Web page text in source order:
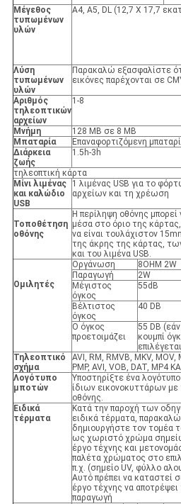
Μέγεθος
τυπωμένων
υλών
A4, A5, DL (12,7 X 17,7
Λύση
τυπωμένων
υλών
Παρακαλώ εξασφαλίστε
εικόνες παρέχονται σε
Αριθμός
τηλεοπτικών
αρχείων
1-8
Μνήμη
128 ΜΒ σε 8 ΜΒ
Μπαταρία
Επαναφορτιζόμενη
Διάρκεια
ζωής
1.5h-3h
τηλεοπτική κάρτα
Μίνι λιμένας
και καλώδιο
USB
1 λιμένας USB για το
αρχείων και τη χρέωση
Τοποθέτηση
οθόνης
Η περίληψη οθόνης μπορεί
μέσα στο όριο της
να είναι τουλάχιστον
της άκρης της κάρτας,
και του λιμένα USB.
Ομιλητές
Οργάνωση
8OHM 2W
Παραγωγή
2W
Μέγιστος
όγκος
55dB
Βέλτιστος
όγκος
40 DB
Ο όγκος
προετοιμάζει
55 DB
κουμπί
Τηλεοπτικό
σχήμα
AVI, RM, RMVB, MKV, MOV,
PMP, AVI, VOB, DAT, MP4
Λογότυπο
μποτών
Υποστηρίξτε ένα
ίδιων εικονοκυττάρων με
οθόνης.
Ειδικά
τέρματα
Κατά την παροχή των
ειδικά τέρματα, παρακαλώ
δημιουργήστε τον τομέα
ως χωριστό χρώμα
έργο τέχνης και
παλέτα χρώματος στο
π.χ. (σημείο UV, φύλλο
Αυτό πρέπει να καταστεί
έργο τέχνης να
παραγωγή